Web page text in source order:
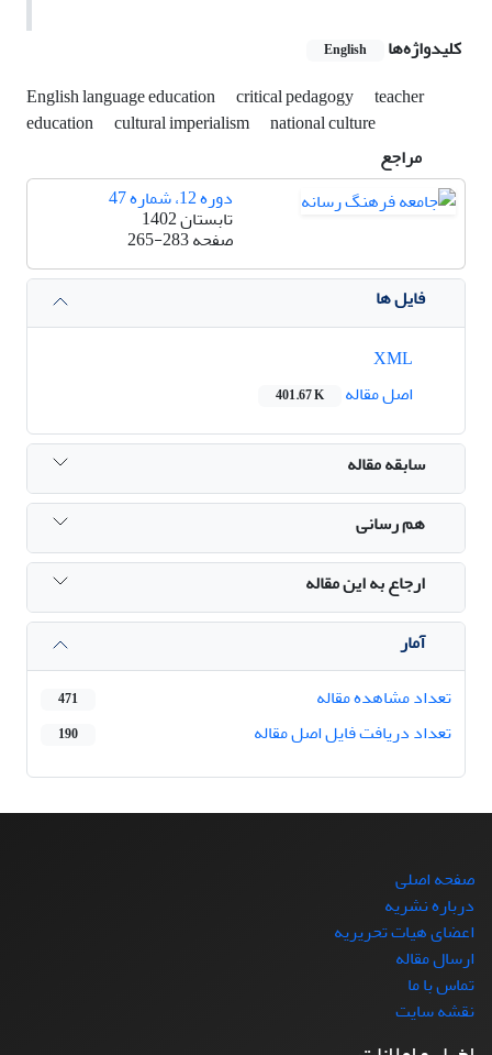
کلیدواژه‌ها
English
English language education critical pedagogy
teacher
education
cultural imperialism
national culture
مراجع
دوره 12، شماره 47
تابستان 1402
صفحه265-283
فایل ها
اصل مقاله
401.67 K
سابقه مقاله
هم رسانی
ارجاع به این مقاله
آمار
تعداد مشاهده مقاله
471
تعداد دریافت فایل اصل مقاله 190
صفحه اصلی
درباره نشریه
اعضای هیات تحریریه
ارسال مقاله
تماس با ما
نقشه سایت